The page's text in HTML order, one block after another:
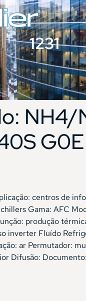
1231
NH4/
G0E
centros de
Gama: AFC
produção
inverter Fluído
ar Permutador:
Difusão: